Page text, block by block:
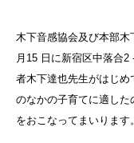
木下音感協会及び本部
月15 日に新宿区中落合
者木下達也先生がはじ
のなかの子育てに適し
をおこなってまいります。